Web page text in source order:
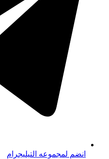
انضم لمجموعه التيليجرام